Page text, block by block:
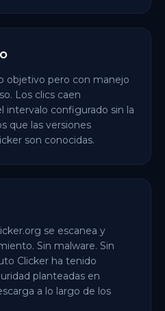
objetivo pero con manejo
Los clics caen
configurado sin la
que las versiones
son conocidas.
se escanea y
Sin malware. Sin
Clicker ha tenido
planteadas en
a lo largo de los